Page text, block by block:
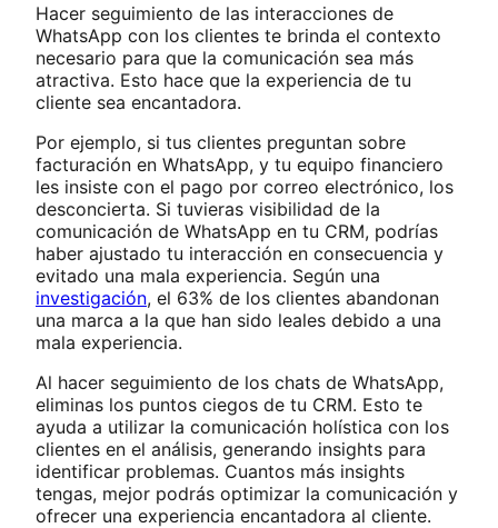
Hacer seguimiento de las interacciones de
WhatsApp con los clientes te brinda el contexto
necesario para que la comunicación sea más
atractiva. Esto hace que la experiencia de tu
cliente sea encantadora.
Por ejemplo, si tus clientes preguntan sobre
facturación en WhatsApp, y tu equipo financiero
les insiste con el pago por correo electrónico, los
desconcierta. Si tuvieras visibilidad de la
comunicación de WhatsApp en tu CRM, podrías
haber ajustado tu interacción en consecuencia y
evitado una mala experiencia. Según una
investigación, el 63% de los clientes abandonan
una marca a la que han sido leales debido a una
mala experiencia.
Al hacer seguimiento de los chats de WhatsApp,
eliminas los puntos ciegos de tu CRM. Esto te
ayuda a utilizar la comunicación holística con los
clientes en el análisis, generando insights para
identificar problemas. Cuantos más insights
tengas, mejor podrás optimizar la comunicación y
ofrecer una experiencia encantadora al cliente.